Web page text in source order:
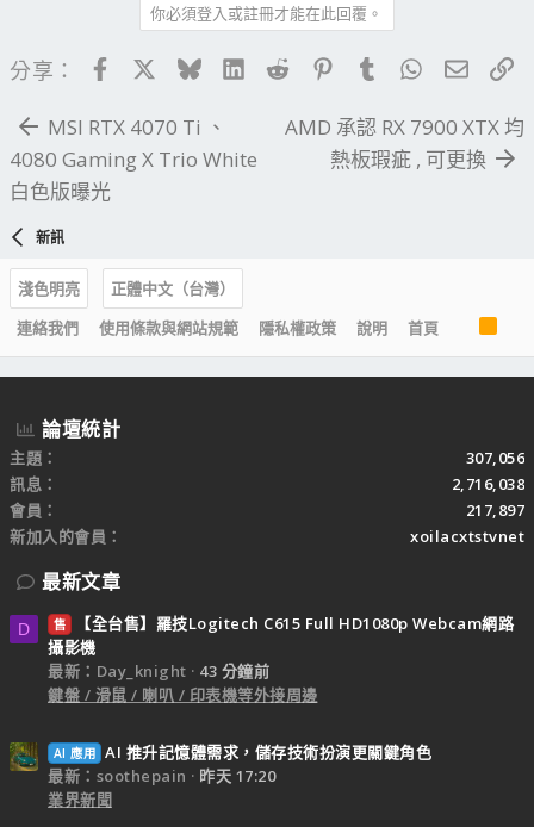
你必須登入或註冊才能在此回覆。
分享： FacebookBlueskyLinkedIn
Reddit PinterestTumblrWhatsApp
電子
MSI RTX 4070 Ti 、
4080 Gaming X Trio White
白色版曝光
AMD 承認 RX 7900 XTX 均
熱板瑕疵 , 可更換
新訊
淺色明亮
正體中文（台灣）
連絡我們
使用條款與網站規範 隱私權政策 說明 首頁
R
S
S
論壇統計
主題
307,056
訊息
2,716,038
會員
217,897
新加入的會員
xoilacxtstvnet
最新文章
D 售
【全台售】羅技Logitech C615 Full HD1080p Webcam網路
攝影機
最新：Day_knight
43 分鐘前
鍵盤 / 滑鼠 / 喇叭 / 印表機等外接周邊
AI 應用 AI 推升記憶體需求，儲存技術扮演更關鍵角色
最新：soothepain
昨天 17:20
業界新聞